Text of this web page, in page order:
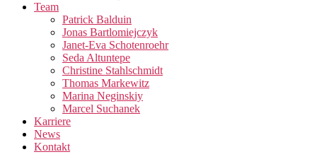
Team
Patrick Balduin
Jonas Bartlomiejczyk
Janet-Eva Schotenroehr
Seda Altuntepe
Christine Stahlschmidt
Thomas Markewitz
Marina Neginskiy
Marcel Suchanek
Karriere
News
Kontakt